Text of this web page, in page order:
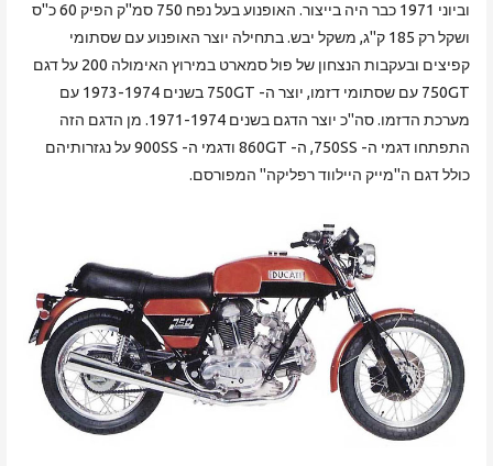
וביוני 1971 כבר היה בייצור. האופנוע בעל נפח 750 סמ"ק הפיק 60 כ"ס
ושקל רק 185 ק"ג, משקל יבש. בתחילה יוצר האופנוע עם שסתומי
קפיצים ובעקבות הנצחון של פול סמארט במירוץ האימולה 200 על דגם
750GT עם שסתומי דזמו, יוצר ה- 750GT בשנים 1973-1974 עם
מערכת הדזמו. סה"כ יוצר הדגם בשנים 1971-1974. מן הדגם הזה
התפתחו דגמי ה- 750SS, ה- 860GT ודגמי ה- 900SS על נגזרותיהם
כולל דגם ה"מייק היילווד רפליקה" המפורסם.